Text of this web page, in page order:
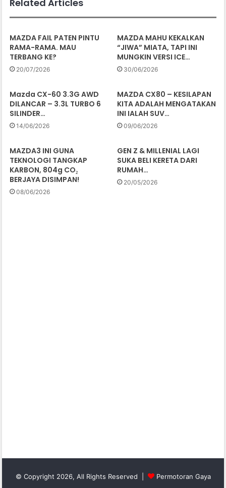
Related Articles
MAZDA FAIL PATEN PINTU
RAMA-RAMA. MAU
TERBANG KE?
20/07/2026
MAZDA MAHU KEKALKAN
“JIWA” MIATA, TAPI INI
MUNGKIN VERSI ICE…
30/06/2026
Mazda CX-60 3.3G AWD
DILANCAR – 3.3L TURBO 6
SILINDER…
14/06/2026
MAZDA CX80 – KESILAPAN
KITA ADALAH MENGATAKAN
INI IALAH SUV…
09/06/2026
MAZDA3 INI GUNA
TEKNOLOGI TANGKAP
KARBON, 804g CO₂
BERJAYA DISIMPAN!
08/06/2026
GEN Z & MILLENIAL LAGI
SUKA BELI KERETA DARI
RUMAH…
20/05/2026
© Copyright 2026, All Rights Reserved |
Permotoran Gaya